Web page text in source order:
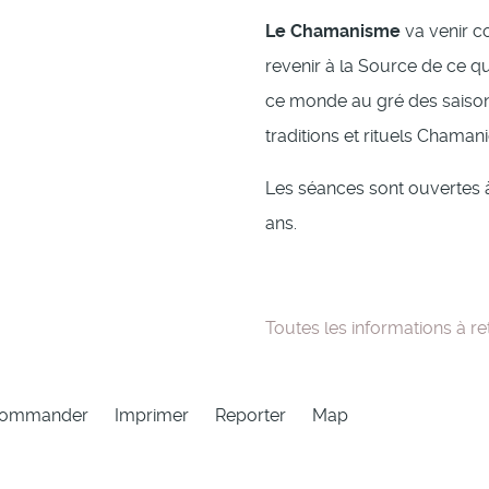
Le Chamanismeva venir
revenir à la Source de ce
ce monde au gré des
traditions et rituels
Les séances sont
ans.
Toutes les informations à
Imprimer Reporter Map